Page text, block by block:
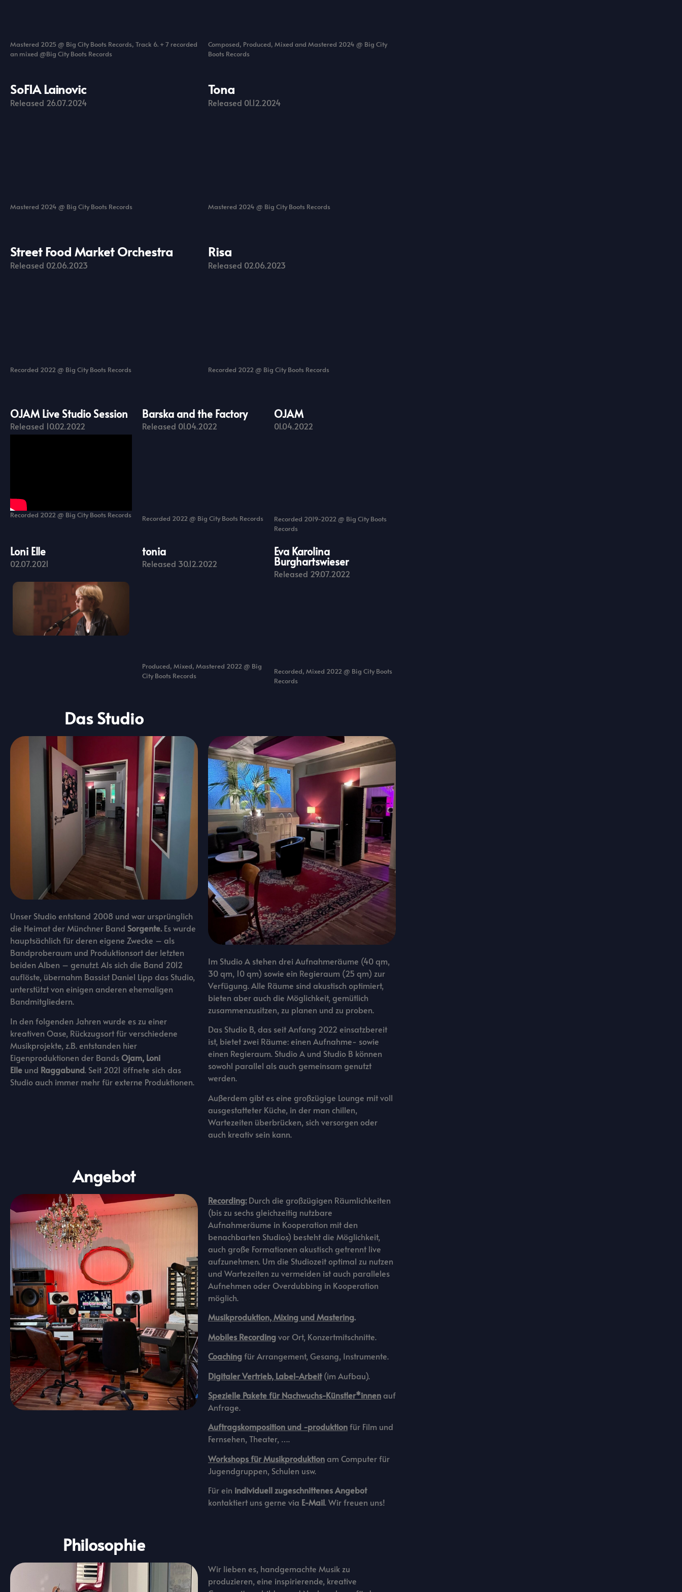
Mastered 2025 @ Big City Boots Records, Track 6. + 7 recorded
an mixed @Big City Boots Records
Composed, Produced, Mixed and Mastered 2024 @ Big City
Boots Records
SoFIA Lainovic
Released 26.07.2024
Mastered 2024 @ Big City Boots Records
Tona
Released 01.12.2024
Mastered 2024 @ Big City Boots Records
Street Food Market Orchestra
Released 02.06.2023
Recorded 2022 @ Big City Boots Records
Risa
Released 02.06.2023
Recorded 2022 @ Big City Boots Records
OJAM Live Studio Session
Released 10.02.2022
Recorded 2022 @ Big City Boots Records
Barska and the Factory
Released 01.04.2022
Recorded 2022 @ Big City Boots Records
OJAM
01.04.2022
Recorded 2019-2022 @ Big City Boots
Records
Loni Elle
02.07.2021
tonia
Released 30.12.2022
Produced, Mixed, Mastered 2022 @ Big
City Boots Records
Eva Karolina
Burghartswieser
Released 29.07.2022
Recorded, Mixed 2022 @ Big City Boots
Records
Das Studio
Unser Studio entstand 2008 und war ursprünglich
die Heimat der Münchner Band Sorgente. Es wurde
hauptsächlich für deren eigene Zwecke – als
Bandproberaum und Produktionsort der letzten
beiden Alben – genutzt. Als sich die Band 2012
auflöste, übernahm Bassist Daniel Lipp das Studio,
unterstützt von einigen anderen ehemaligen
Bandmitgliedern.
In den folgenden Jahren wurde es zu einer
kreativen Oase, Rückzugsort für verschiedene
Musikprojekte, z.B. entstanden hier
Eigenproduktionen der Bands Ojam, Loni
Elle und Raggabund. Seit 2021 öffnete sich das
Studio auch immer mehr für externe Produktionen.
Im Studio A stehen drei Aufnahmeräume (40 qm,
30 qm, 10 qm) sowie ein Regieraum (25 qm) zur
Verfügung. Alle Räume sind akustisch optimiert,
bieten aber auch die Möglichkeit, gemütlich
zusammenzusitzen, zu planen und zu proben.
Das Studio B, das seit Anfang 2022 einsatzbereit
ist, bietet zwei Räume: einen Aufnahme- sowie
einen Regieraum. Studio A und Studio B können
sowohl parallel als auch gemeinsam genutzt
werden.
Außerdem gibt es eine großzügige Lounge mit voll
ausgestatteter Küche, in der man chillen,
Wartezeiten überbrücken, sich versorgen oder
auch kreativ sein kann.
Angebot
Recording:Durch die großzügigen Räumlichkeiten
(bis zu sechs gleichzeitig nutzbare
Aufnahmeräume in Kooperation mit den
benachbarten Studios) besteht die Möglichkeit,
auch große Formationen akustisch getrennt live
aufzunehmen. Um die Studiozeit optimal zu nutzen
und Wartezeiten zu vermeiden ist auch paralleles
Aufnehmen oder Overdubbing in Kooperation
möglich.
Musikproduktion, Mixing und Mastering.
Mobiles Recordingvor Ort, Konzertmitschnitte.
Coachingfür Arrangement, Gesang, Instrumente.
Digitaler Vertrieb, Label-Arbeit(im Aufbau).
Spezielle Pakete für Nachwuchs-Künstler*innenauf
Anfrage.
Auftragskomposition und -produktionfür Film und
Fernsehen, Theater, ….
Workshops für Musikproduktionam Computer für
Jugendgruppen, Schulen usw.
Für ein individuell zugeschnittenes Angebot
kontaktiert uns gerne via E-Mail. Wir freuen uns!
Philosophie
Wir lieben es, handgemachte Musik zu
produzieren, eine inspirierende, kreative